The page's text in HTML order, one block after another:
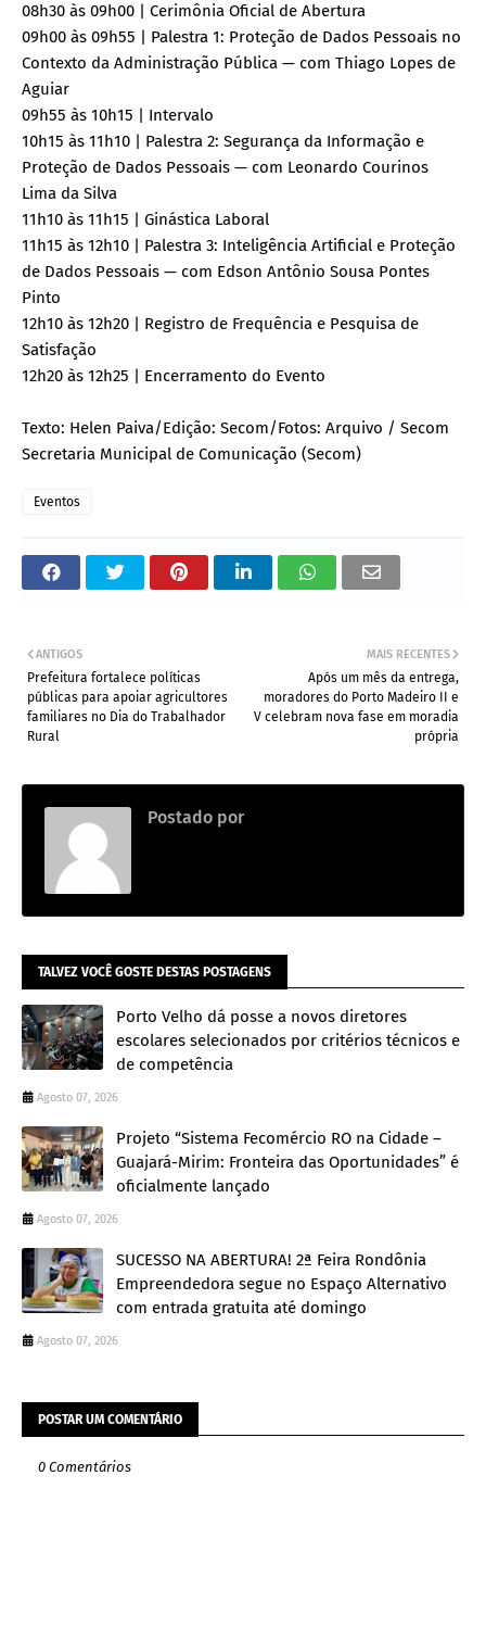
08h30 às 09h00 | Cerimônia Oficial de Abertura
09h00 às 09h55 | Palestra 1: Proteção de Dados Pessoais no
Contexto da Administração Pública — com Thiago Lopes de
Aguiar
09h55 às 10h15 | Intervalo
10h15 às 11h10 | Palestra 2: Segurança da Informação e
Proteção de Dados Pessoais — com Leonardo Courinos
Lima da Silva
11h10 às 11h15 | Ginástica Laboral
11h15 às 12h10 | Palestra 3: Inteligência Artificial e Proteção
de Dados Pessoais — com Edson Antônio Sousa Pontes
Pinto
12h10 às 12h20 | Registro de Frequência e Pesquisa de
Satisfação
12h20 às 12h25 | Encerramento do Evento
Texto: Helen Paiva/Edição: Secom/Fotos: Arquivo / Secom
Secretaria Municipal de Comunicação (Secom)
Eventos
MAIS RECENTES
Após um mês da entrega,
moradores do Porto Madeiro II e
V celebram nova fase em moradia
própria
ANTIGOS
Prefeitura fortalece políticas
públicas para apoiar agricultores
familiares no Dia do Trabalhador
Rural
Postado por
TALVEZ VOCÊ GOSTE DESTAS POSTAGENS
Porto Velho dá posse a novos diretores
escolares selecionados por critérios técnicos e
de competência
Agosto 07, 2026
Projeto “Sistema Fecomércio RO na Cidade –
Guajará-Mirim: Fronteira das Oportunidades” é
oficialmente lançado
Agosto 07, 2026
SUCESSO NA ABERTURA! 2ª Feira Rondônia
Empreendedora segue no Espaço Alternativo
com entrada gratuita até domingo
Agosto 07, 2026
POSTAR UM COMENTÁRIO
0 Comentários